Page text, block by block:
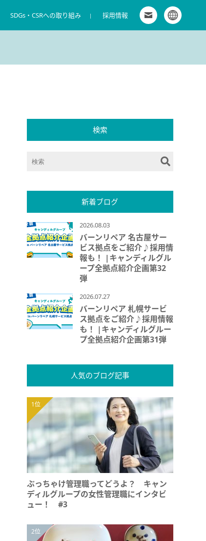
会社概要
商材販売
電子公告
SDGs・CSRへの取り組み 採用情報
お問い合わせ
グローバルサイト
検索
新着ブログ
2026.08.03
バーンリペア 名古屋サー
ビス拠点をご紹介♪採用情
報も！ |キャンディルグル
ープ全拠点紹介企画第32
弾
2026.07.27
バーンリペア 札幌サービ
ス拠点をご紹介♪採用情報
も！ |キャンディルグルー
プ全拠点紹介企画第31弾
人気のブログ記事
ぶっちゃけ管理職ってどうよ？ キャン
ディルグループの女性管理職にインタビ
ュー！ #3